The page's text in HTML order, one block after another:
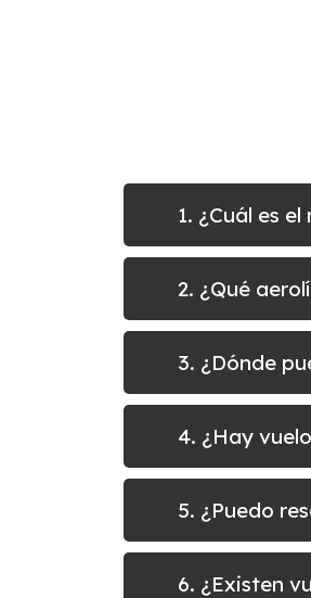
1. ¿Cuál es
2. ¿Qué
3. ¿Dónde
4. ¿Hay
5. ¿Puedo
6. ¿Existen